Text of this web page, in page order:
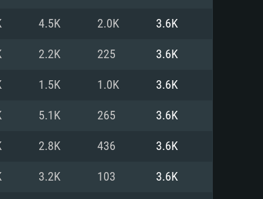
이상을 지원하는 Nvidia
인터넷
(전체 클라이언트)
지원하고, 최신 그래픽 드라
며 최신 그래픽 드라이버를
(6개월 미만; 최소사양 지원
4.5K 2.0K 3.6K
2.2K 225 3.6K
1.5K 1.0K 3.6K
5.1K 265 3.6K
2.8K 436 3.6K
3.2K 103 3.6K